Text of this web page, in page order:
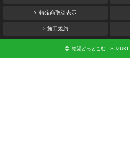
特定商取引表示
施工規約
給湯どっとこむ - SUZUKI